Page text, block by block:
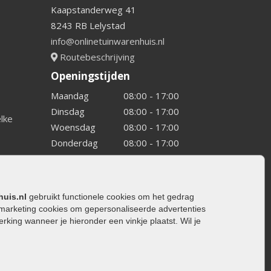
gebruikt functionele cookies om het gedrag
cookies om gepersonaliseerde advertenties
wanneer je hieronder een vinkje plaatst. Wil je
Kaapstanderweg 41
8243 RB Lelystad
info@onlinetuinwarenhuis.nl
Routebeschrijving
Openingstijden
Maandag
08:00 - 17:00
Dinsdag
08:00 - 17:00
Woensdag
08:00 - 17:00
Donderdag
08:00 - 17:00
Vrijdag
08:00 - 17:00